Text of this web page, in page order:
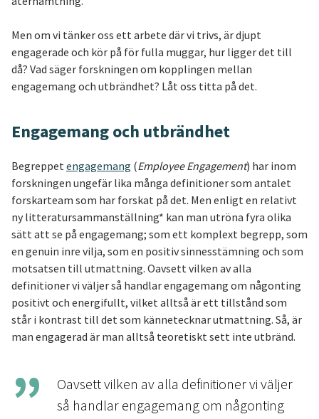
Men om vi tänker oss ett arbete där vi trivs, är djupt
engagerade och kör på för fulla muggar, hur ligger det till
då? Vad säger forskningen om kopplingen mellan
engagemang och utbrändhet? Låt oss titta på det.
Engagemang och utbrändhet
Begreppet engagemang (Employee Engagement) har inom
forskningen ungefär lika många definitioner som antalet
forskarteam som har forskat på det. Men enligt en relativt
ny litteratursammanställning* kan man utröna fyra olika
sätt att se på engagemang; som ett komplext begrepp, som
en genuin inre vilja, som en positiv sinnesstämning och som
motsatsen till utmattning. Oavsett vilken av alla
definitioner vi väljer så handlar engagemang om någonting
positivt och energifullt, vilket alltså är ett tillstånd som
står i kontrast till det som kännetecknar utmattning. Så, är
man engagerad är man alltså teoretiskt sett inte utbränd.
Oavsett vilken av alla definitioner vi väljer
så handlar engagemang om någonting